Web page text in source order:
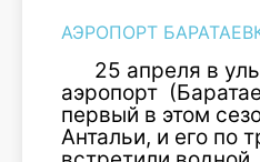
АЭРОПОРТ
25 апреля в
аэропорт
первый в этом
Антальи, и его по